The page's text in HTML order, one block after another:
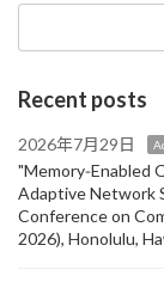
Search
Recent posts
2026年7月29日
"Memory‑Enabled
Adaptive Network
Conference on
2026), Honolulu,